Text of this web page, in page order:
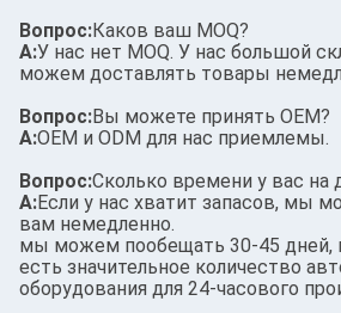
Вопрос:Каков ваш MOQ?
А:У нас нет MOQ. У нас большой
можем доставлять товары
Вопрос:Вы можете принять OEM?
А:OEM и ODM для нас приемлемы.
Вопрос:Сколько времени у вас на
А:Если у нас хватит запасов, мы
вам немедленно.
мы можем пообещать 30-45 дней,
есть значительное количество
оборудования для 24-часового